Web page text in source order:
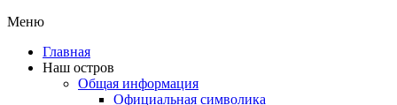
Меню
Главная
Наш остров
Общая информация
Официальная символика